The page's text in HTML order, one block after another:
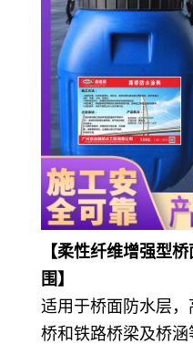
【柔性纤维增强型
围】
适用于桥面防水层
桥和铁路桥梁及桥涵